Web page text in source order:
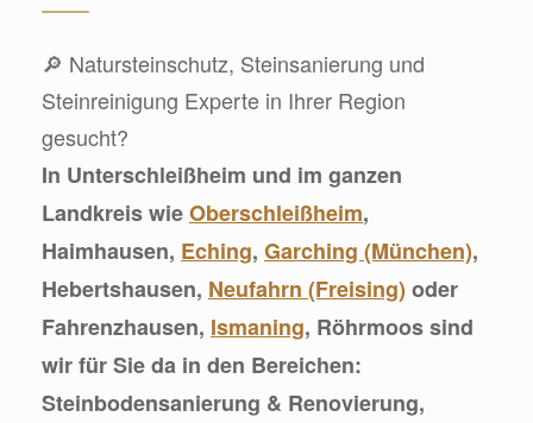
🔎 Natursteinschutz, Steinsanierung und
Steinreinigung Experte in Ihrer Region
gesucht?
In Unterschleißheim und im ganzen
Landkreis wieOberschleißheim,
Haimhausen, Eching, Garching (München),
Hebertshausen, Neufahrn (Freising) oder
Fahrenzhausen, Ismaning, Röhrmoos sind
wir für Sie da in den Bereichen:
Steinbodensanierung & Renovierung,